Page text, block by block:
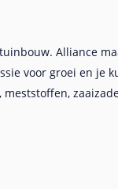
Alliance
voor groei en je